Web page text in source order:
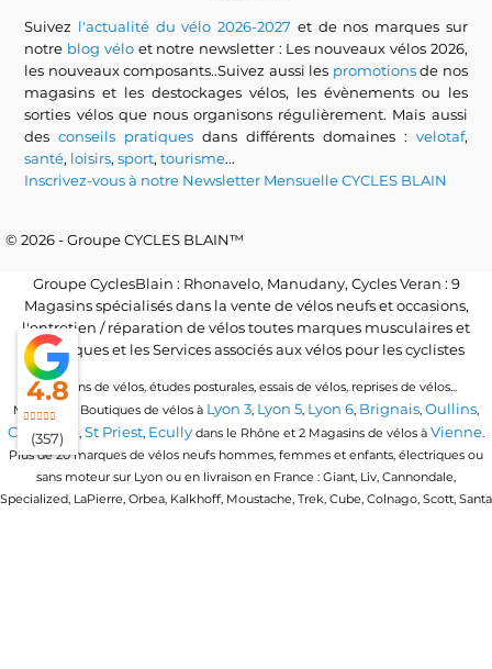
Suivez l'actualité du vélo 2026-2027 et de nos marques sur
notre blog véloet notre newsletter : Les nouveaux vélos 2026,
les nouveaux composants..Suivez aussi les promotionsde nos
magasins et les destockages vélos, les évènements ou les
sorties vélos que nous organisons régulièrement. Mais aussi
desconseils pratiques dans différents domaines : velotaf,
santé, loisirs,sport,tourisme...
Inscrivez-vous à notre Newsletter Mensuelle CYCLES BLAIN
© 2026 - Groupe CYCLES BLAIN™
Groupe CyclesBlain : Rhonavelo, Manudany, Cycles Veran : 9
Magasins spécialisés dans la vente de vélos neufs et occasions,
l'entretien / réparation de vélos toutes marques musculaires et
électriques et les Services associés aux vélos pour les cyclistes
Locations de vélos, études posturales, essais de vélos, reprises de vélos...
Magasins / Boutiques de vélos à Lyon 3, Lyon 5, Lyon 6, Brignais, Oullins,
Craponne, St Priest, Ecully dans le Rhône et 2 Magasins de vélos à Vienne.
Plus de 20 marques de vélos neufs hommes, femmes et enfants, électriques ou
sans moteur sur Lyon ou en livraison en France : Giant, Liv, Cannondale,
Specialized, LaPierre, Orbea, Kalkhoff, Moustache, Trek, Cube, Colnago, Scott, Santa
4.8
(357)